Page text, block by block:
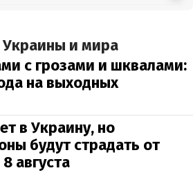
и мира
с грозами и шквалами:
на выходных
в Украину, но
будут страдать от
августа